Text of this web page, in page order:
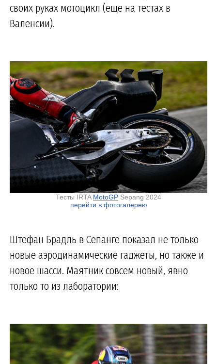
своих руках мотоцикл (еще на тестах в
Валенсии).
Тесты IRTA MotoGP Sepang 2024
перейти в фотогалерею
Штефан Брадль в Сепанге показал не только
новые аэродинамические гаджеты, но также и
новое шасси. Маятник совсем новый, явно
только то из лаборатории: